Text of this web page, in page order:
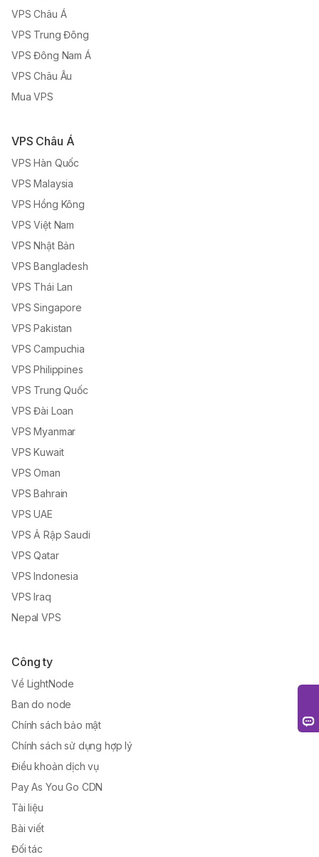
VPS Châu Á
VPS Trung Đông
VPS Đông Nam Á
VPS Châu Âu
Mua VPS
VPS Châu Á
VPS Hàn Quốc
VPS Malaysia
VPS Hồng Kông
VPS Việt Nam
VPS Nhật Bản
VPS Bangladesh
VPS Thái Lan
VPS Singapore
VPS Pakistan
VPS Campuchia
VPS Philippines
VPS Trung Quốc
VPS Đài Loan
VPS Myanmar
VPS Kuwait
VPS Oman
VPS Bahrain
VPS UAE
VPS Ả Rập Saudi
VPS Qatar
VPS Indonesia
VPS Iraq
Nepal VPS
Công ty
Về LightNode
Ban do node
Chính sách bảo mật
Chính sách sử dụng hợp lý
Điều khoản dịch vụ
Pay As You Go CDN
Tài liệu
Bài viết
Đối tác